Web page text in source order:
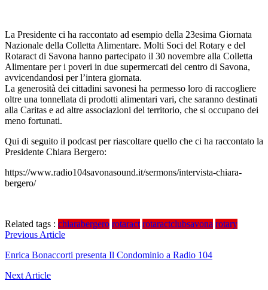
La Presidente ci ha raccontato ad esempio della 23esima Giornata
Nazionale della Colletta Alimentare. Molti Soci del Rotary e del
Rotaract di Savona hanno partecipato il 30 novembre alla Colletta
Alimentare per i poveri in due supermercati del centro di Savona,
avvicendandosi per l’intera giornata.
La generosità dei cittadini savonesi ha permesso loro di raccogliere
oltre una tonnellata di prodotti alimentari vari, che saranno destinati
alla Caritas e ad altre associazioni del territorio, che si occupano dei
meno fortunati.
Qui di seguito il podcast per riascoltare quello che ci ha raccontato la
Presidente Chiara Bergero:
https://www.radio104savonasound.it/sermons/intervista-chiara-
bergero/
Related tags : chiarabergero rotaract rotaractclubsavona rotary
Navigazione
articoli
Previous Article
Enrica Bonaccorti presenta Il Condominio a Radio 104
Next Article